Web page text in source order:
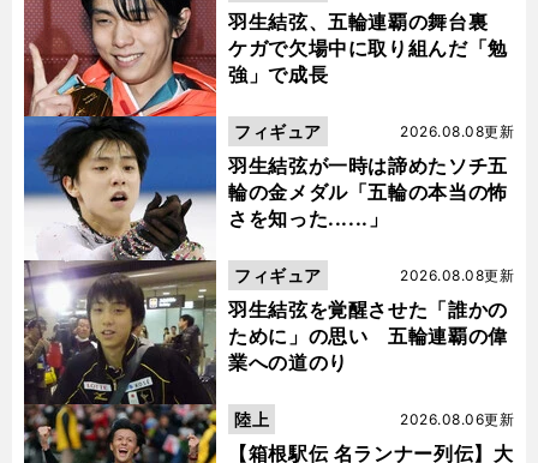
羽生結弦、五輪連覇の舞台裏
ケガで欠場中に取り組んだ「勉
強」で成長
羽生結弦が一時は諦めたソチ五
輪の金メダル「五輪の本当の怖
さを知った......」
2026.08.08更新
フィギュア
羽生結弦を覚醒させた「誰かの
ために」の思い 五輪連覇の偉
業への道のり
2026.08.08更新
フィギュア
【箱根駅伝 名ランナー列伝】大
2026.08.06更新
陸上